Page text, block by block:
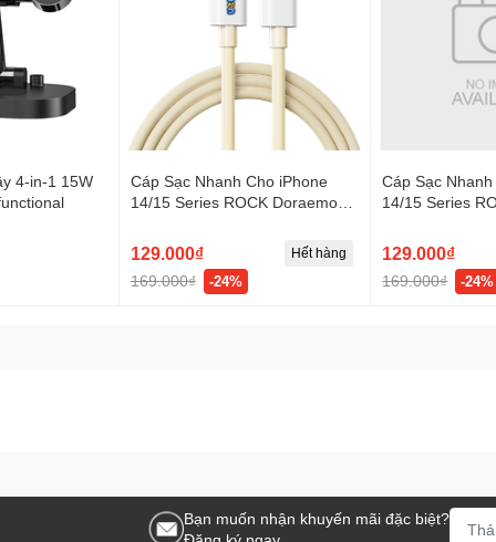
4-in-1 15W
Cáp Sạc Nhanh Cho iPhone
14/15 Series ROCK Doraemon
100W/6A, Doraemon Authentic
Licensed)
129.000₫
169.000₫ -24%
Hết hàng
Cáp Sạc
14/15 Series
100W/6A,
Licensed)
129.000₫
169.000₫ -24%
Bạn muốn nhận khuyến mãi đặc biệt?